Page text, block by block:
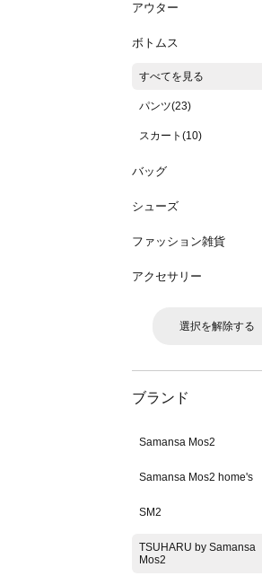
アウター
ボトムス
すべてを見る
パンツ(23)
スカート(10)
バッグ
シューズ
ファッション雑貨
アクセサリー
選択を解除する
ブランド
Samansa Mos2
Samansa Mos2 home's
SM2
TSUHARU by Samansa
Mos2